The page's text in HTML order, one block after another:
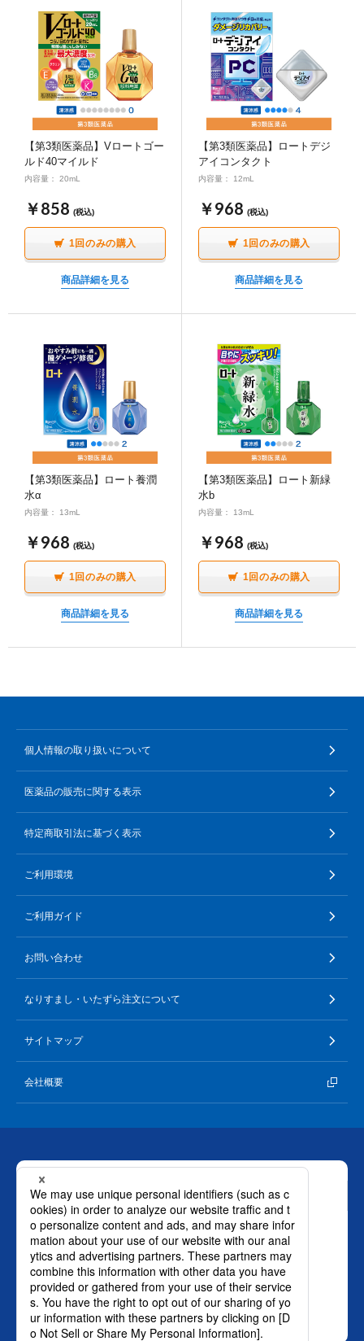
【第3類医薬品】Vロートゴー
ルド40マイルド
内容量： 20mL
￥858 (税込)
1回のみの購入
商品詳細を見る
【第3類医薬品】ロートデジ
アイコンタクト
内容量： 12mL
￥968 (税込)
1回のみの購入
商品詳細を見る
【第3類医薬品】ロート養潤
水α
内容量： 13mL
￥968 (税込)
1回のみの購入
商品詳細を見る
【第3類医薬品】ロート新緑
水b
内容量： 13mL
￥968 (税込)
1回のみの購入
商品詳細を見る
個人情報の取り扱いについて
医薬品の販売に関する表示
特定商取引法に基づく表示
ご利用環境
ご利用ガイド
お問い合わせ
なりすまし・いたずら注文について
サイトマップ
会社概要
お問い合わせ
ロート製薬株式会社 通販事業部
0120-880-610
月～土：9時～21時 日祝：9時～18時
（年末年始を除く）
おかけ間違いのないようご注意ください。